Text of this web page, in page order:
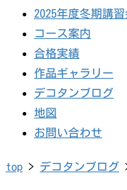
2025年度冬期講
コース案内
合格実績
作品ギャラリー
デコタンブログ
地図
お問い合わせ
top > デコタンブログ